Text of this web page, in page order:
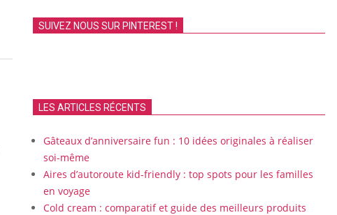
SUIVEZ NOUS SUR PINTEREST !
LES ARTICLES RÉCENTS
Gâteaux d’anniversaire fun : 10 idées originales à réaliser
soi-même
Aires d’autoroute kid-friendly : top spots pour les familles
en voyage
Cold cream : comparatif et guide des meilleurs produits